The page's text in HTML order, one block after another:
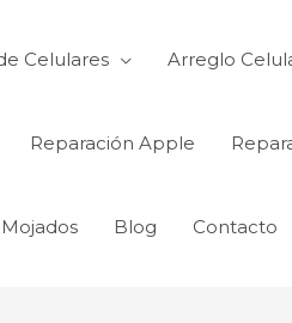
Celulares Arreglo
Reparación Apple
Blog Contacto